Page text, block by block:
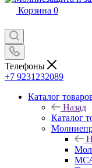
Корзина 0
Телефоны
+7 9231232089
Каталог
Назад
Каталог